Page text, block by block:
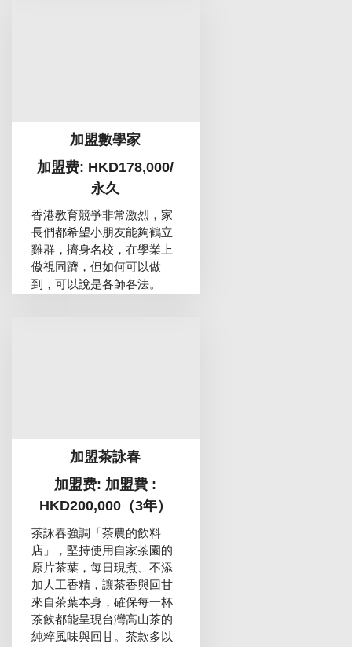
加盟數學家
加盟费: HKD178,000/
永久
香港教育競爭非常激烈，家
長們都希望小朋友能夠鶴立
雞群，擠身名校，在學業上
傲視同躋，但如何可以做
到，可以說是各師各法。
加盟茶詠春
加盟费: 加盟費 :
HKD200,000（3年）
茶詠春強調「茶農的飲料
店」，堅持使用自家茶園的
原片茶葉，每日現煮、不添
加人工香精，讓茶香與回甘
來自茶葉本身，確保每一杯
茶飲都能呈現台灣高山茶的
純粹風味與回甘。茶款多以